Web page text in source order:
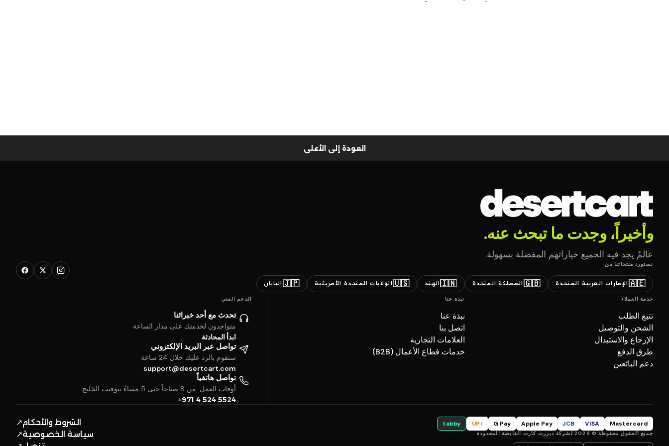
العودة إلى الأعلى
وأخيراً، وجدت ما تبحث عنه.
عالمٌ يجد فيه الجميع خياراتهم المفضلة بسهولة.
نستورد منتجاتنا من
🇦🇪 الإمارات العربية المتحدة 🇬🇧 المملكة المتحدة 🇮🇳الهند 🇺🇸الولايات المتحدة الأمريكية 🇯🇵 اليابان
خدمة العملاء
تتبع الطلب
الشحن والتوصيل
الإرجاع والاستبدال
طرق الدفع
دعم البائعين
نبذة عنا
نبذة عنا
اتصل بنا
العلامات التجارية
خدمات قطاع الأعمال (B2B)
الدعم الفني
تحدث مع أحد خبرائنا
متواجدون لخدمتك على مدار الساعة
ابدأ المحادثة
تواصل عبر البريد الإلكتروني
سنقوم بالرد عليك خلال 24 ساعة
support@desertcart.com
تواصل هاتفياً
أوقات العمل: من 8 صباحاً حتى 5 مساءً بتوقيت الخليج
+971 4 524 5524
Mastercard
VISA
JCB
Apple Pay
G Pay
UPI
tabby
جميع الحقوق محفوظة © 2026 لشركة ديزرت كارت القابضة المحدودة
الشروط والأحكام↗
سياسة الخصوصية↗